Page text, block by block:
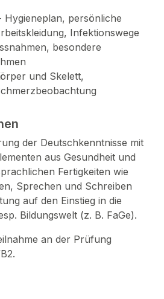
Hygieneplan, persönliche
Infektionswege
besondere
und Skelett,
der Deutschkenntnisse mit
aus Gesundheit und
Fertigkeiten wie
Sprechen und Schreiben
auf den Einstieg in die
Bildungswelt (z. B. FaGe).
an der Prüfung